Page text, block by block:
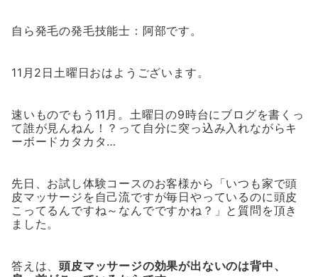
自ら発毛の発毛技能士：阿部です。
11月2日土曜日おはようございます。
速いものでもう11月。土曜日の9時台にブログを書くっ
て誰が見んねん！？って自分に突っ込み入れながらキ
ーボードカタカタ…
先日、お試し体験コースのお客様から「いつも家で頭
皮マッサージを自己流ですが毎日やっているのに頭皮
こってるんですね～なんでですかね？」と質問を頂き
ました。
答えは、頭皮マッサージの効果が出ないのは背中、